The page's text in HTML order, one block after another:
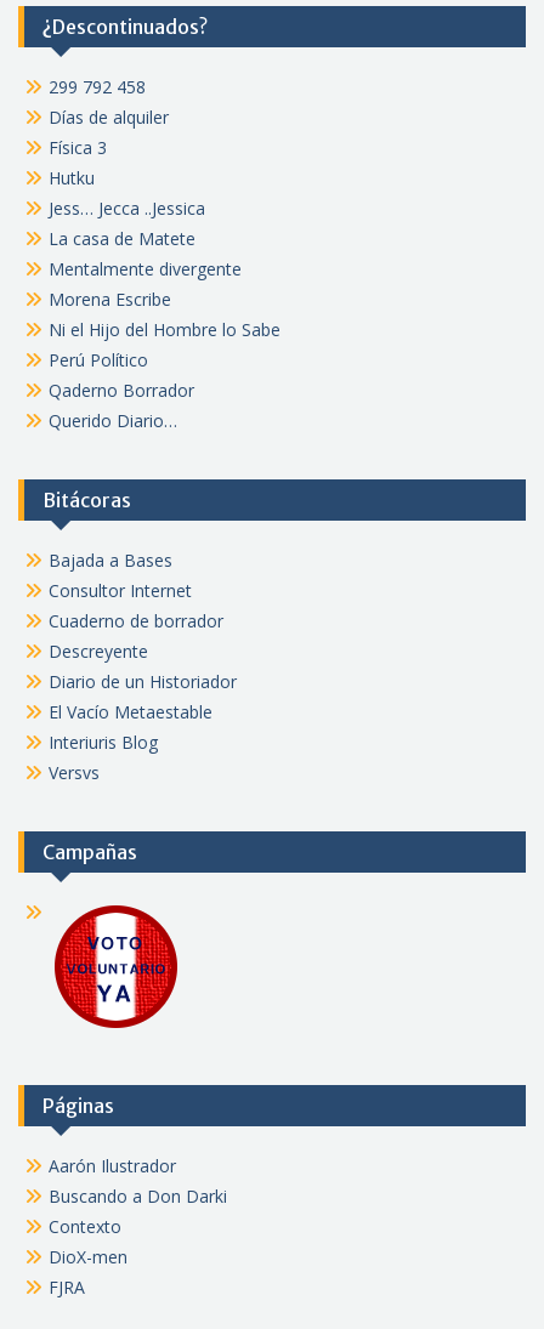
¿Descontinuados?
299 792 458
Días de alquiler
Física 3
Hutku
Jess… Jecca ..Jessica
La casa de Matete
Mentalmente divergente
Morena Escribe
Ni el Hijo del Hombre lo Sabe
Perú Político
Qaderno Borrador
Querido Diario…
Bitácoras
Bajada a Bases
Consultor Internet
Cuaderno de borrador
Descreyente
Diario de un Historiador
El Vacío Metaestable
Interiuris Blog
Versvs
Campañas
Páginas
Aarón Ilustrador
Buscando a Don Darki
Contexto
DioX-men
FJRA